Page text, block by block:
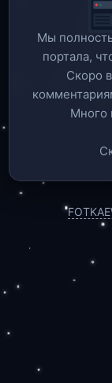
Мы
портала,
Скоро
Много